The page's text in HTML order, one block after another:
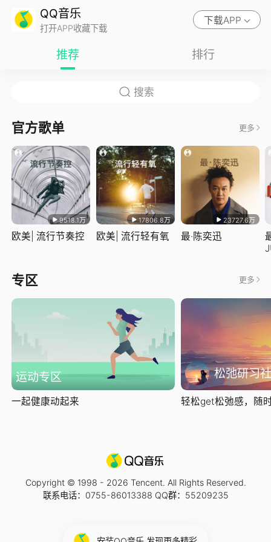
QQ音乐
打开APP收藏下载
下载APP
推荐 排行
官方歌单 更多
9518.1万
欧美| 流行节奏控
17806.8万
欧美| 流行轻有氧
23727.6万
最·陈奕迅
专区 更多
运动专区
一起健康动起来
松弛研习社
轻松get松弛感，随
Copyright © 1998 - 2026 Tencent. All Rights Reserved.
联系电话：0755-86013388 QQ群：55209235